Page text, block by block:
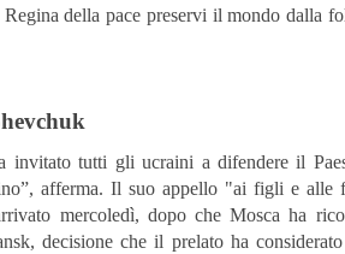
della pace preservi il mondo dalla
invitato tutti gli ucraini a difendere il
afferma. Il suo appello "ai figli e alle
mercoledì, dopo che Mosca ha
decisione che il prelato ha